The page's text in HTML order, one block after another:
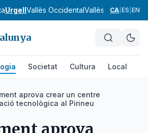
UrgellVallès OccidentalVallès OrientalAlt
CA ES EN
Societat Cultura Local
aprova crear un centre
tecnològica al Pirineu
aprova